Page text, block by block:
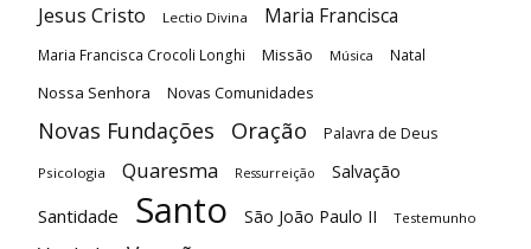
Jesus Cristo Lectio Divina Maria Francisca
Maria Francisca Crocoli Longhi Missão Música Natal
Nossa Senhora Novas Comunidades
Novas Fundações Oração Palavra de Deus
Psicologia Quaresma Ressurreição Salvação
Santidade Santo São João Paulo II Testemunho